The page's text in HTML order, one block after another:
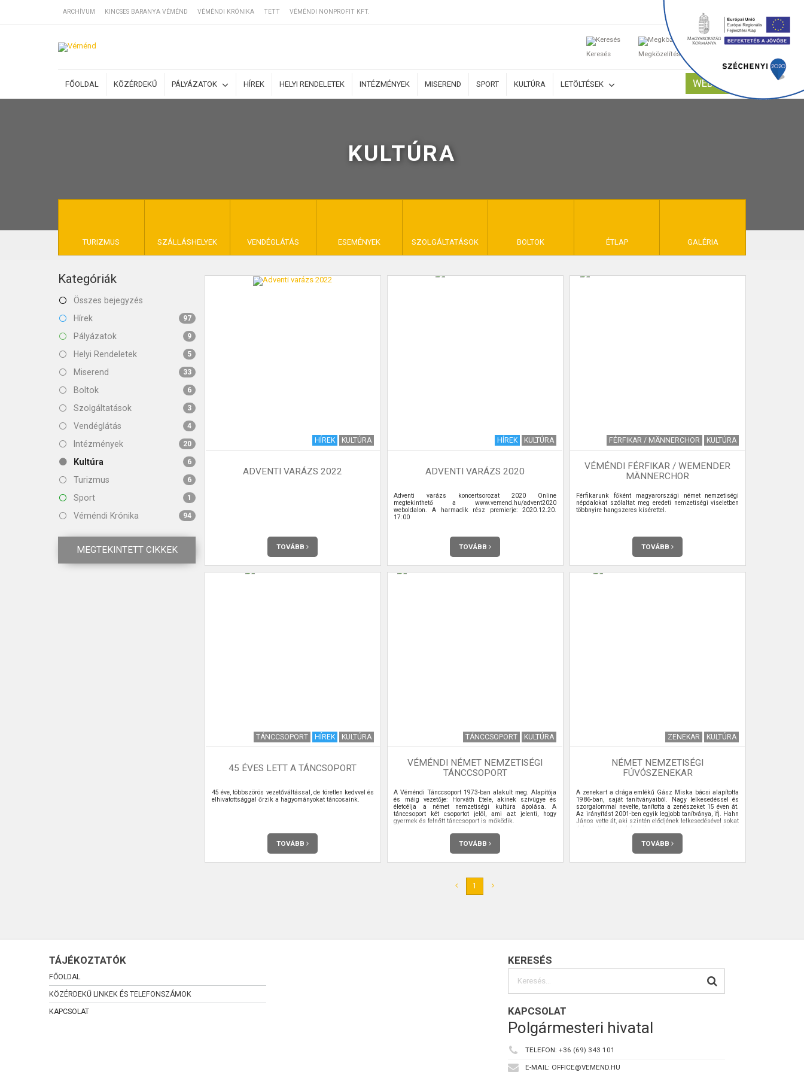
ARCHÍVUM KINCSES BARANYA VÉMÉND VÉMÉNDI KRÓNIKA TETT VÉMÉNDI NONPROFIT KFT.
Keresés Megközelítés
0
FŐOLDAL KÖZÉRDEKŰ PÁLYÁZATOK HÍREK HELYI RENDELETEK INTÉZMÉNYEK MISEREND SPORT KULTÚRA LETÖLTÉSEK WEBSHOP
KULTÚRA
TURIZMUS SZÁLLÁSHELYEK VENDÉGLÁTÁS ESEMÉNYEK SZOLGÁLTATÁSOK BOLTOK ÉTLAP GALÉRIA
SZÁLLÁSOK
BEJEGYZÉSEK
ÁLTALÁNOS SZERZŐDÉSI FELTÉTELEK
KINCSES BARANYA VÉMÉND
KAPCSOLAT
Kategóriák
Összes bejegyzés
Hírek
97
Pályázatok 9
Helyi Rendeletek 5
Miserend 33
Boltok 6
Szolgáltatások 3
Vendéglátás 4
Intézmények 20
Kultúra 6
Turizmus 6
Sport 1
Véméndi Krónika 94
MEGTEKINTETT CIKKEK
HÍREK KULTÚRA
ADVENTI VARÁZS 2022
TOVÁBB
HÍREK KULTÚRA
ADVENTI VARÁZS 2020
Adventi varázs koncertsorozat 2020 Online
megtekinthető a www.vemend.hu/advent2020
weboldalon. A harmadik rész premierje: 2020.12.20.
17:00
TOVÁBB
FÉRFIKAR / MÄNNERCHOR KULTÚRA
VÉMÉNDI FÉRFIKAR / WEMENDER
MÄNNERCHOR
Férfikarunk főként magyarországi német nemzetiségi
népdalokat szólaltat meg eredeti nemzetiségi viseletben
többnyire hangszeres kísérettel.
TOVÁBB
TÁNCCSOPORT HÍREK KULTÚRA
45 ÉVES LETT A TÁNCSOPORT
45 éve, többszörös vezetőváltással, de töretlen kedvvel és
elhivatottsággal őrzik a hagyományokat táncosaink.
TOVÁBB
TÁNCCSOPORT KULTÚRA
VÉMÉNDI NÉMET NEMZETISÉGI
TÁNCCSOPORT
A Véméndi Tánccsoport 1973-ban alakult meg. Alapítója
és máig vezetője: Horváth Etele, akinek szívügye és
életcélja a német nemzetiségi kultúra ápolása. A
tánccsoport két csoportot jelöl, ami azt jelenti, hogy
gyermek és felnőtt tánccsoport is működik.
TOVÁBB
ZENEKAR KULTÚRA
NÉMET NEMZETISÉGI
FÚVÓSZENEKAR
A zenekart a drága emlékű Gász Miska bácsi alapította
1986-ban, saját tanítványaiból. Nagy lelkesedéssel és
szorgalommal nevelte, tanította a zenészeket 15 éven át.
Az irányítást 2001-ben egyik legjobb tanítványa, ifj. Hahn
János vette át, aki szintén elődjének lelkesedésével sokat
dolgozott és dolgozik azon, hogy a zenészek
továbbfejlődjenek, illetve tudásukat növeljék.
TOVÁBB
1
TÁJÉKOZTATÓK
FŐOLDAL
KÖZÉRDEKŰ LINKEK ÉS TELEFONSZÁMOK
KAPCSOLAT
KERESÉS
KAPCSOLAT
Polgármesteri hivatal
TELEFON: +36 (69) 343 101
E-MAIL: OFFICE@VEMEND.HU